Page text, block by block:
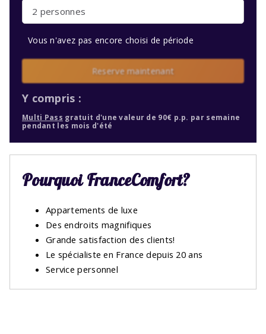
2 personnes
Vous n'avez pas encore choisi de période
Reserve maintenant
Y compris :
Multi Pass gratuit d'une valeur de 90€ p.p. par semaine
pendant les mois d'été
Pourquoi FranceComfort?
Appartements de luxe
Des endroits magnifiques
Grande satisfaction des clients!
Le spécialiste en France depuis 20 ans
Service personnel